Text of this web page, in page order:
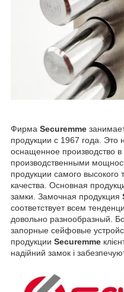
Фирма Securemme
продукции с 1967 года.
оснащенное производство
производственными
продукции самого высокого
качества. Основная
замки. Замочная продукция
соответствует всем
довольно разнообразный.
запорные сейфовые
продукции Securemme
надійний замок і